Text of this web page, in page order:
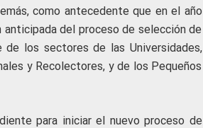
como antecedente que en el año
del proceso de selección de
los sectores de las Universidades,
y Recolectores, y de los Pequeños
para iniciar el nuevo proceso de